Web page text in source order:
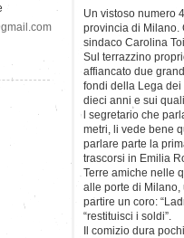
Un vistoso numero
provincia di Milano.
sindaco Carolina
Sul terrazzino
affiancato due
fondi della Lega
dieci anni e sui
l segretario che
metri, li vede bene
parlare parte la
trascorsi in Emilia
Terre amiche nelle
alle porte di
partire un coro:
“restituisci i soldi”.
Il comizio dura